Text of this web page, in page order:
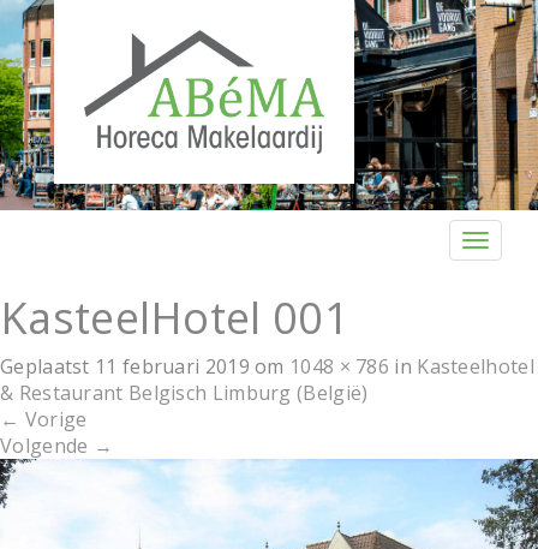
T
e
v
g
a
KasteelHotel 001
Geplaatst 11 februari 2019 om 1048 × 786 in Kasteelhotel
& Restaurant Belgisch Limburg (België)
← Vorige
Volgende →